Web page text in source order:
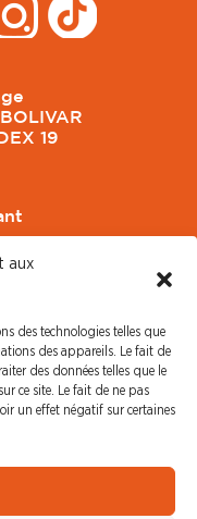
aux
des technologies telles que
des appareils. Le fait de
des données telles que le
ce site. Le fait de ne pas
un effet négatif sur certaines
19